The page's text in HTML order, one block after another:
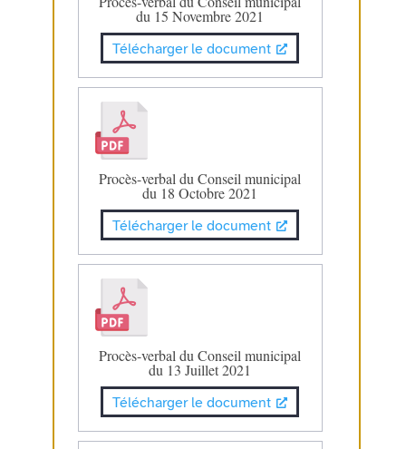
du 15 Novembre 2021
Télécharger le document
Procès-verbal du Conseil municipal
du 18 Octobre 2021
Télécharger le document
Procès-verbal du Conseil municipal
du 13 Juillet 2021
Télécharger le document